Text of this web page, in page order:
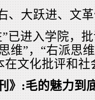
、大跃进、文
”已进入学院，
维”，“右派思
在文化批评和
》:毛的魅力到